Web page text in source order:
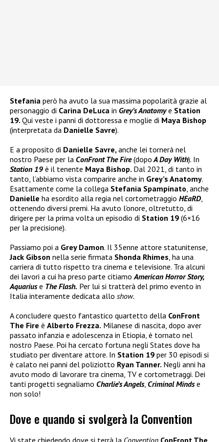
Stefania però ha avuto la sua massima popolarità grazie al
personaggio di Carina DeLuca in Grey’s Anatomye Station
19. Qui veste i panni di dottoressa e moglie di Maya Bishop
(interpretata da Danielle Savre).
E a proposito di Danielle Savre,anche lei tornerà nel
nostro Paese per la ConFront The Fire(dopoA Day With). In
Station 19 è il tenente Maya Bishop. Dal 2021, di tanto in
tanto, l’abbiamo vista comparire anche in Grey’s Anatomy.
Esattamente come la collega Stefania Spampinato, anche
Danielle ha esordito alla regia nel cortometraggio HEaRD,
ottenendo diversi premi. Ha avuto l’onore, oltretutto, di
dirigere per la prima volta un episodio di Station 19 (6×16
per la precisione).
Passiamo poi a Grey Damon. Il 35enne attore statunitense,
Jack Gibson nella serie firmata Shonda Rhimes, ha una
carriera di tutto rispetto tra cinema e televisione. Tra alcuni
dei lavori a cui ha preso parte citiamoAmerican Horror Story,
Aquariuse The Flash. Per lui si tratterà del primo evento in
Italia interamente dedicata allo show.
A concludere questo fantastico quartetto della ConFront
The Fire è Alberto Frezza. Milanese di nascita, dopo aver
passato infanzia e adolescenza in Etiopia, è tornato nel
nostro Paese. Poi ha cercato fortuna negli States dove ha
studiato per diventare attore. In Station 19 per 30 episodi si
è calato nei panni del poliziotto Ryan Tanner. Negli anni ha
avuto modo di lavorare tra cinema, TV e cortometraggi. Dei
tanti progetti segnaliamo Charlie’s Angels, Criminal Mindse
non solo!
Dove e quando si svolgerà la Convention
Vi state chiedendo dove si terrà la Convention ConFront The